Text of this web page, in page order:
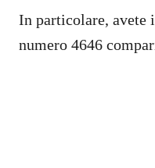
In particolare, avete
numero 4646